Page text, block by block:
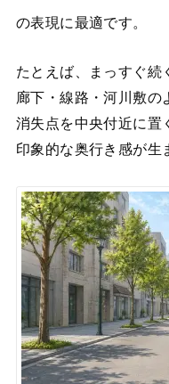
の表現に最適です。
たとえば、まっすぐ続
廊下・線路・河川敷の
消失点を中央付近に置
印象的な奥行き感が生